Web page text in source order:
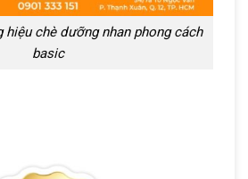
hiệu chè dưỡng nhan phong cách
basic